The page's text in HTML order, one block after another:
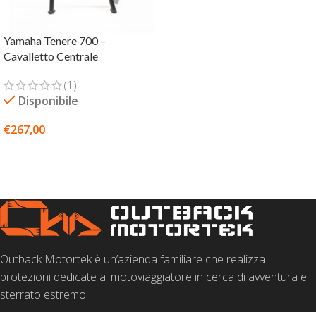
Yamaha Tenere 700 –
Cavalletto Centrale
(1)
Disponibile
€267,00
Outback Motortek è un’azienda familiare che realizza
protezioni dedicate al motoviaggiatore in cerca di avventura e
sterrato estremo.